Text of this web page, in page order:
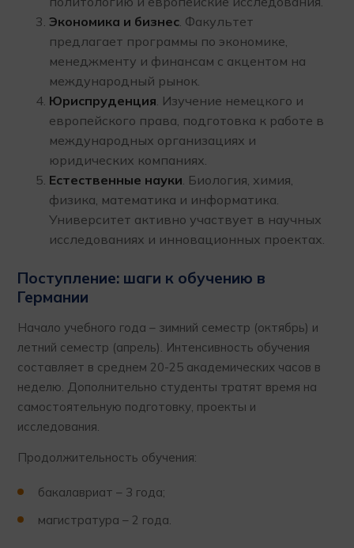
Экономика и бизнес. Факультет
предлагает программы по экономике,
менеджменту и финансам с акцентом на
международный рынок.
Юриспруденция. Изучение немецкого и
европейского права, подготовка к работе в
международных организациях и
юридических компаниях.
Естественные науки. Биология, химия,
физика, математика и информатика.
Университет активно участвует в научных
исследованиях и инновационных проектах.
Поступление: шаги к обучению в
Германии
Начало учебного года – зимний семестр (октябрь) и
летний семестр (апрель). Интенсивность обучения
составляет в среднем 20-25 академических часов в
неделю. Дополнительно студенты тратят время на
самостоятельную подготовку, проекты и
исследования.
Продолжительность обучения:
бакалавриат – 3 года;
магистратура – 2 года.